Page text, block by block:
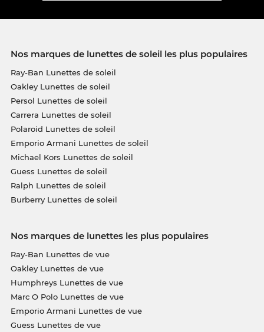
Nos marques de lunettes de soleil les plus populaires
Ray-Ban Lunettes de soleil
Oakley Lunettes de soleil
Persol Lunettes de soleil
Carrera Lunettes de soleil
Polaroid Lunettes de soleil
Emporio Armani Lunettes de soleil
Michael Kors Lunettes de soleil
Guess Lunettes de soleil
Ralph Lunettes de soleil
Burberry Lunettes de soleil
Nos marques de lunettes les plus populaires
Ray-Ban Lunettes de vue
Oakley Lunettes de vue
Humphreys Lunettes de vue
Marc O Polo Lunettes de vue
Emporio Armani Lunettes de vue
Guess Lunettes de vue